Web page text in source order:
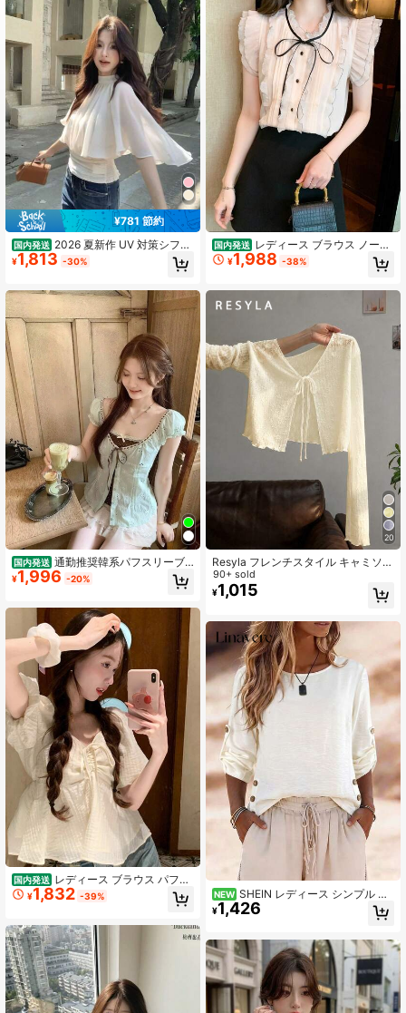
4.86 94 フォロワー
4.86 94 フォロワー
4.86 94 フォロワー
¥781 節約
国内発送 2026 夏新作 UV 対策シフォ
ンシャツ レディーススタンドカラー
長袖 薄手通気性軽量体型カバー リゾ
見え清楚シルエット夏トップス
¥1,813 -30%
国内発送 通勤推奨韓系パフスリーブ
ブラウス カラーコントラスト U 襟,
一体型フェイク 2 ピース構造 ウエス
ゃれ毎日使い万能上衣
¥1,996 -20%
国内発送 レディース ブラウス パフス
リーブ 半袖 トップス フロントドロ
スト シャーリング ペプラム ショー
ボン 華奢見え 体型カバー 脚長効果
大人可愛い フレンチガーリー アイボ
リー
¥1,832 -39%
国内発送 レディース ブラウス ノース
リーブ フレンチスリーブ シフォン
ボウタイ リボン フリル ピンタック
可愛い フェミニン 体型カバー 二の
腕カバー 着痩せ 骨格ウェーブ アイ
¥1,988 -38%
20
Resyla フレンチスタイル キャミソー
ルドレス アウターウェア ラッフルト
リム 長袖Tシャツ カバーアップ ニッ
トトップ レディース 夏 日よけ
90+ sold
¥1,015
NEW SHEIN レディース シンプル ラ
ウンドネック カジュアル 長袖トップ
ス 装飾ボタン裾デザイン ベージュ
¥1,426